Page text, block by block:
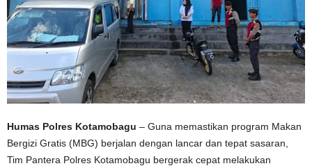
Humas Polres Kotamobagu – Guna memastikan program Makan
Bergizi Gratis (MBG) berjalan dengan lancar dan tepat sasaran,
Tim Pantera Polres Kotamobagu bergerak cepat melakukan